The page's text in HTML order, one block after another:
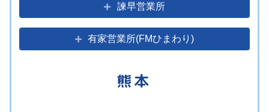
諫早営業所
有家営業所(FMひまわり)
熊本